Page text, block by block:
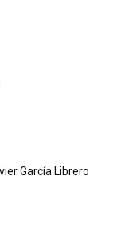
García Librero